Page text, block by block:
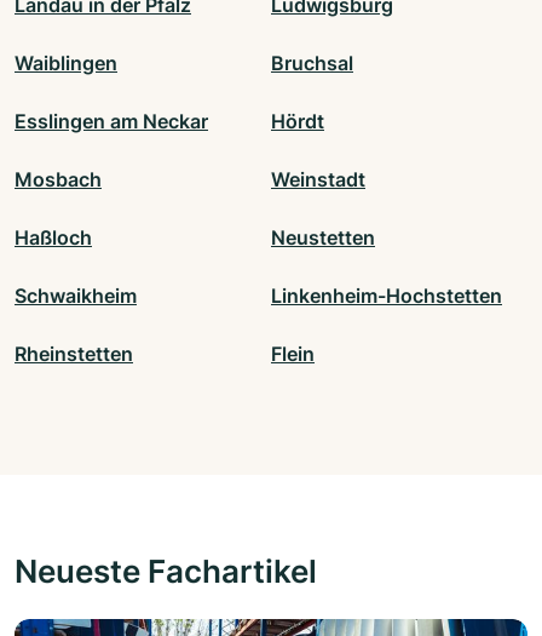
Waiblingen Bruchsal
Esslingen am Neckar Hördt
Mosbach Weinstadt
Haßloch Neustetten
Schwaikheim Linkenheim-Hochstetten
Rheinstetten Flein
Neueste Fachartikel